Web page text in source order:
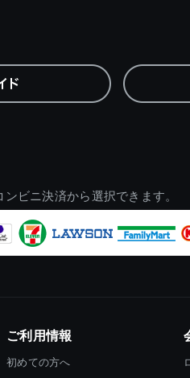
ビニ決済から選択できます。
ご利用情報
初めての方へ